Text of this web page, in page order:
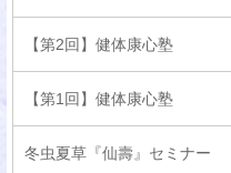
【第2回】健体康心塾
【第1回】健体康心塾
冬虫夏草『仙壽』セミナー